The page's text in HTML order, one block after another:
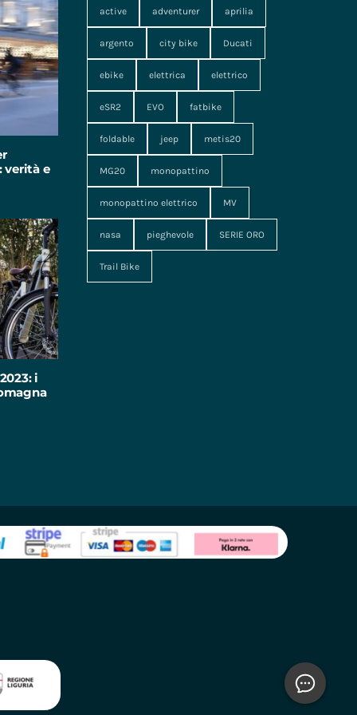
e
i
active adventurer aprilia
argento city bike Ducati
ebike elettrica elettrico
eSR2 EVO fatbike
foldable jeep metis20
MG20 monopattino
monopattino elettrico MV
nasa pieghevole SERIE ORO
Trail Bike